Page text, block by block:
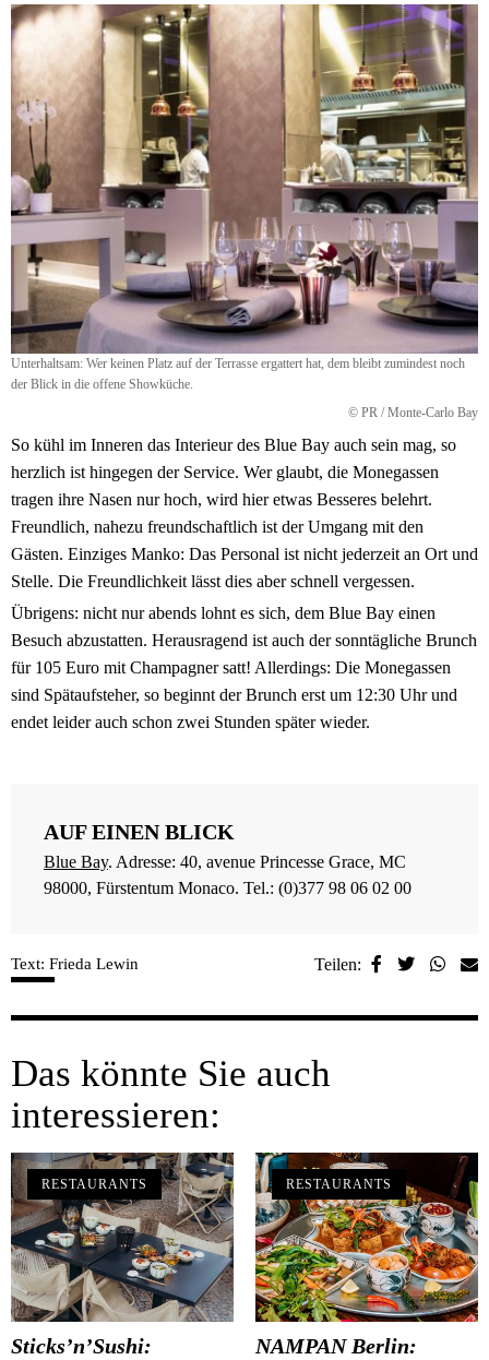
Unterhaltsam: Wer keinen Platz auf der Terrasse ergattert hat, dem bleibt zumindest noch
der Blick in die offene Showküche.
© PR / Monte-Carlo Bay
So kühl im Inneren das Interieur des Blue Bay auch sein mag, so
herzlich ist hingegen der Service. Wer glaubt, die Monegassen
tragen ihre Nasen nur hoch, wird hier etwas Besseres belehrt.
Freundlich, nahezu freundschaftlich ist der Umgang mit den
Gästen. Einziges Manko: Das Personal ist nicht jederzeit an Ort und
Stelle. Die Freundlichkeit lässt dies aber schnell vergessen.
Übrigens: nicht nur abends lohnt es sich, dem Blue Bay einen
Besuch abzustatten. Herausragend ist auch der sonntägliche Brunch
für 105 Euro mit Champagner satt! Allerdings: Die Monegassen
sind Spätaufsteher, so beginnt der Brunch erst um 12:30 Uhr und
endet leider auch schon zwei Stunden später wieder.
AUF EINEN BLICK
Blue Bay. Adresse: 40, avenue Princesse Grace, MC
98000, Fürstentum Monaco. Tel.: (0)377 98 06 02 00
Text: Frieda Lewin Teilen:
Das könnte Sie auch
interessieren:
RESTAURANTS
Sticks’n’Sushi:
RESTAURANTS
NAMPAN Berlin: